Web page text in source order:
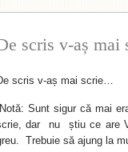
scris v-aș
scris v-aș mai scrie…
Sunt sigur că mai
dar nu știu ce are
Trebuie să ajung la